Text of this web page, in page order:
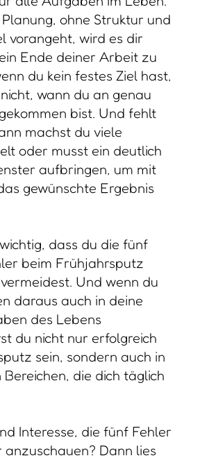
ohne Struktur und
vorangeht, wird es dir
Ende deiner Arbeit zu
du kein festes Ziel hast,
wann du an genau
bist. Und fehlt
machst du viele
oder musst ein deutlich
aufbringen, um mit
gewünschte Ergebnis
dass du die fünf
beim Frühjahrsputz
Und wenn du
daraus auch in deine
des Lebens
du nicht nur erfolgreich
sein, sondern auch in
die dich täglich
Interesse, die fünf Fehler
Dann lies